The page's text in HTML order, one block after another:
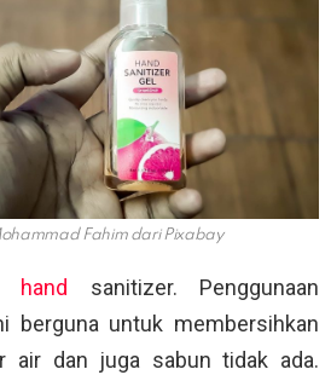
Fahim dari Pixabay
hand sanitizer. Penggunaan
berguna untuk membersihkan
air dan juga sabun tidak ada.